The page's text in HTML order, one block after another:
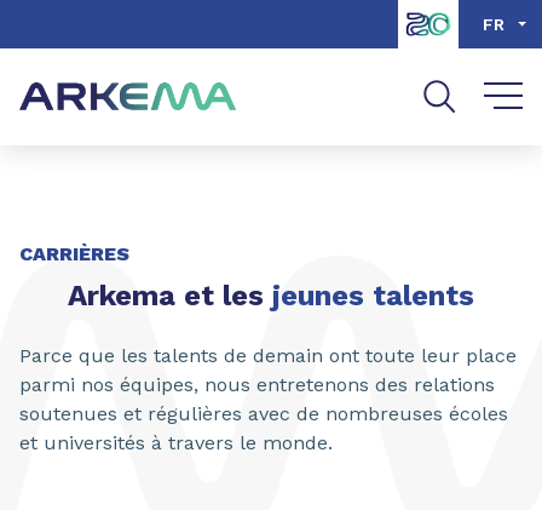
Aller à la recherche
FR
CARRIÈRES
Arkema et les jeunes talents
Parce que les talents de demain ont toute leur place
parmi nos équipes, nous entretenons des relations
soutenues et régulières avec de nombreuses écoles
et universités à travers le monde.